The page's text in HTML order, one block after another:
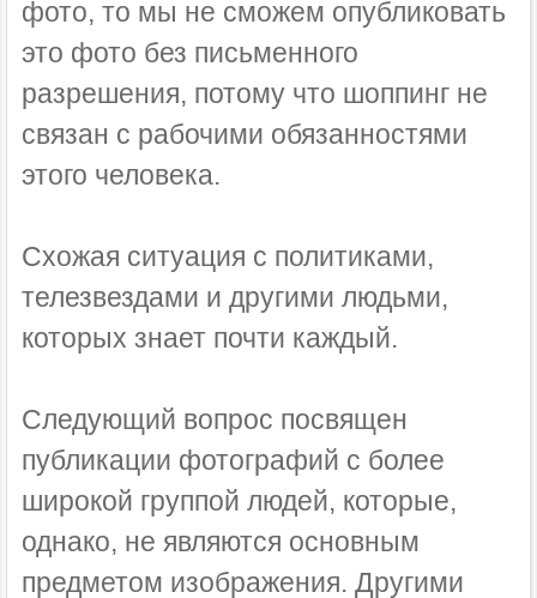
фото, то мы не сможем опубликовать
это фото без письменного
разрешения, потому что шоппинг не
связан с рабочими обязанностями
этого человека.
Схожая ситуация с политиками,
телезвездами и другими людьми,
которых знает почти каждый.
Следующий вопрос посвящен
публикации фотографий с более
широкой группой людей, которые,
однако, не являются основным
предметом изображения. Другими